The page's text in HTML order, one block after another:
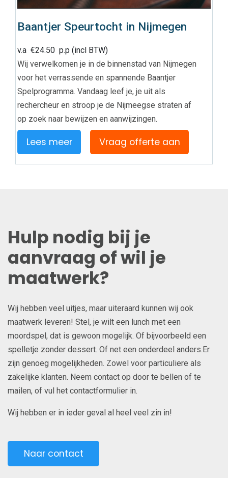
Baantjer Speurtocht in Nijmegen
v.a€24.50 p.p (incl BTW)
Wij verwelkomen je in de binnenstad van Nijmegen
voor het verrassende en spannende Baantjer
Spelprogramma. Vandaag leef je, je uit als
rechercheur en stroop je de Nijmeegse straten af
op zoek naar bewijzen en aanwijzingen.
Lees meer Vraag offerte aan
Hulp nodig bij je
aanvraag of wil je
maatwerk?
Wij hebben veel uitjes, maar uiteraard kunnen wij ook
maatwerk leveren! Stel, je wilt een lunch met een
moordspel, dat is gewoon mogelijk. Of bijvoorbeeld een
spelletje zonder dessert. Of net een onderdeel anders.Er
zijn genoeg mogelijkheden. Zowel voor particuliere als
zakelijke klanten. Neem contact op door te bellen of te
mailen, of vul het contactformulier in.
Wij hebben er in ieder geval al heel veel zin in!
Naar contact